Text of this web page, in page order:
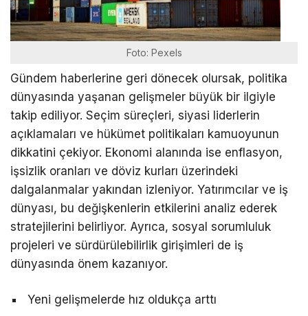
Foto: Pexels
Gündem haberlerine geri dönecek olursak, politika
dünyasında yaşanan gelişmeler büyük bir ilgiyle
takip ediliyor. Seçim süreçleri, siyasi liderlerin
açıklamaları ve hükümet politikaları kamuoyunun
dikkatini çekiyor. Ekonomi alanında ise enflasyon,
işsizlik oranları ve döviz kurları üzerindeki
dalgalanmalar yakından izleniyor. Yatırımcılar ve iş
dünyası, bu değişkenlerin etkilerini analiz ederek
stratejilerini belirliyor. Ayrıca, sosyal sorumluluk
projeleri ve sürdürülebilirlik girişimleri de iş
dünyasında önem kazanıyor.
Yeni gelişmelerde hız oldukça arttı